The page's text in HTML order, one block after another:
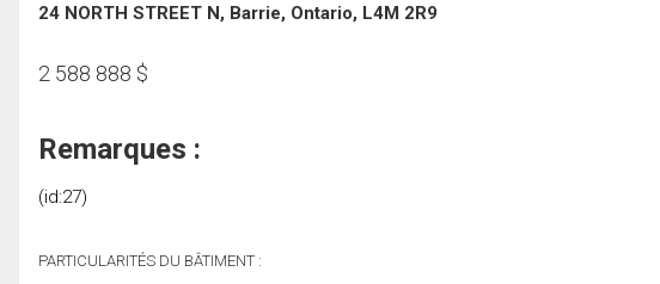
24 NORTH STREET N, Barrie, Ontario, L4M 2R9
2 588 888 $
Remarques :
(id:27)
PARTICULARITÉS DU BÂTIMENT :